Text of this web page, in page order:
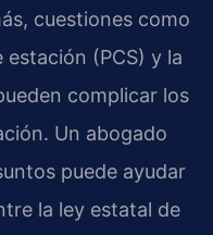
cuestiones como
estación (PCS) y la
complicar los
Un abogado
puede ayudar
la ley estatal de